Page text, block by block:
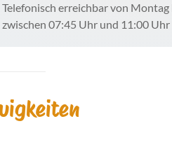
Telefonisch erreichbar von Montag
zwischen 07:45 Uhr und 11:00 Uhr